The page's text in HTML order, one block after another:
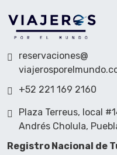
reservaciones@
+52 221 169 2160
Plaza Terreus, local
Andrés Cholula,
Registro Nacional de